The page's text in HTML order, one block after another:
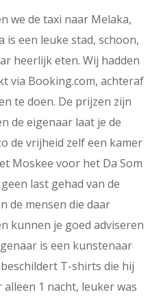
we de taxi naar Melaka,
is een leuke stad, schoon,
heerlijk eten. Wij hadden
via Booking.com, achteraf
te doen. De prijzen zijn
de eigenaar laat je de
de vrijheid zelf een kamer
Moskee voor het Da Som
last gehad van de
de mensen die daar
kunnen je goed adviseren
is een kunstenaar
T-shirts die hij
1 nacht, leuker was